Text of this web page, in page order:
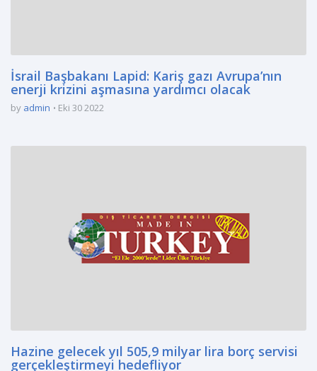
İsrail Başbakanı Lapid: Kariş gazı Avrupa’nın
enerji krizini aşmasına yardımcı olacak
by admin Eki 30 2022
Hazine gelecek yıl 505,9 milyar lira borç servisi
gerçekleştirmeyi hedefliyor